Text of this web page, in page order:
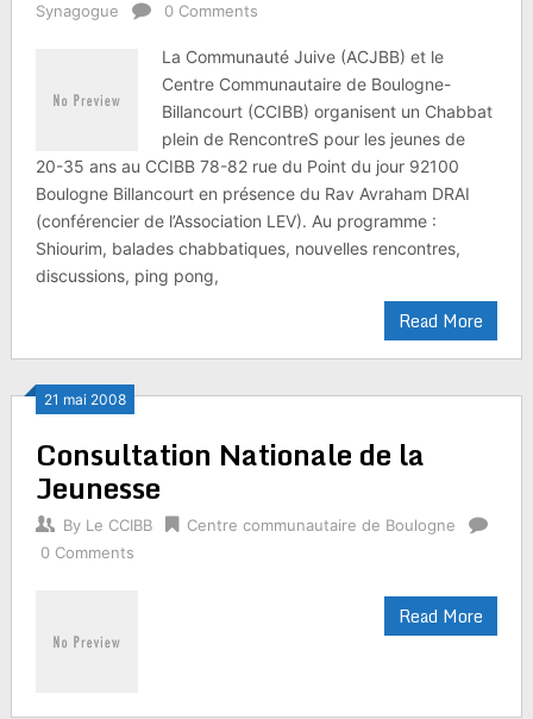
Synagogue
0 Comments
La Communauté Juive (ACJBB) et le
Centre Communautaire de Boulogne-
Billancourt (CCIBB) organisent un Chabbat
plein de RencontreS pour les jeunes de
20-35 ans au CCIBB 78-82 rue du Point du jour 92100
Boulogne Billancourt en présence du Rav Avraham DRAI
(conférencier de l’Association LEV). Au programme :
Shiourim, balades chabbatiques, nouvelles rencontres,
discussions, ping pong,
Read More
21 mai 2008
Consultation Nationale de la
Jeunesse
By Le CCIBB
Centre communautaire de Boulogne
0 Comments
Read More